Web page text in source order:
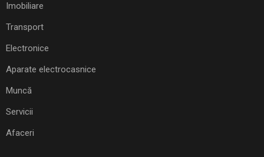
Imobiliare
Transport
Electronice
Aparate electrocasnice
Muncă
Servicii
Afaceri